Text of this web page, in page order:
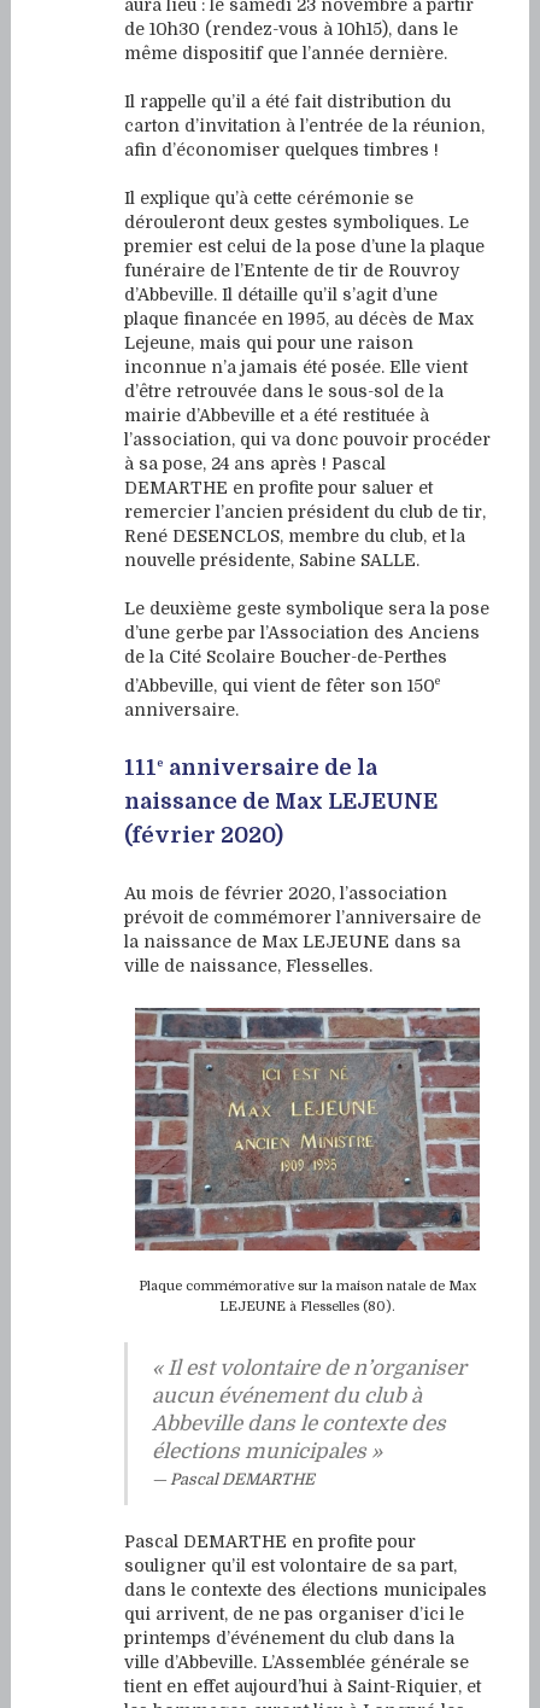
aura lieu : le samedi 23 novembre à partir
de 10h30 (rendez-vous à 10h15), dans le
même dispositif que l’année dernière.
Il rappelle qu’il a été fait distribution du
carton d’invitation à l’entrée de la réunion,
afin d’économiser quelques timbres !
Il explique qu’à cette cérémonie se
dérouleront deux gestes symboliques. Le
premier est celui de la pose d’une la plaque
funéraire de l’Entente de tir de Rouvroy
d’Abbeville. Il détaille qu’il s’agit d’une
plaque financée en 1995, au décès de Max
Lejeune, mais qui pour une raison
inconnue n’a jamais été posée. Elle vient
d’être retrouvée dans le sous-sol de la
mairie d’Abbeville et a été restituée à
l’association, qui va donc pouvoir procéder
à sa pose, 24 ans après ! Pascal
DEMARTHE en profite pour saluer et
remercier l’ancien président du club de tir,
René DESENCLOS, membre du club, et la
nouvelle présidente, Sabine SALLE.
Le deuxième geste symbolique sera la pose
d’une gerbe par l’Association des Anciens
de la Cité Scolaire Boucher-de-Perthes
d’Abbeville, qui vient de fêter son 150e
anniversaire.
111 e anniversaire de la
naissance de Max LEJEUNE
(février 2020)
Au mois de février 2020, l’association
prévoit de commémorer l’anniversaire de
la naissance de Max LEJEUNE dans sa
ville de naissance, Flesselles.
Plaque commémorative sur la maison natale de Max
LEJEUNE à Flesselles (80).
« Il est volontaire de n’organiser
aucun événement du club à
Abbeville dans le contexte des
élections municipales »
Pascal DEMARTHE
Pascal DEMARTHE en profite pour
souligner qu’il est volontaire de sa part,
dans le contexte des élections municipales
qui arrivent, de ne pas organiser d’ici le
printemps d’événement du club dans la
ville d’Abbeville. L’Assemblée générale se
tient en effet aujourd’hui à Saint-Riquier, et